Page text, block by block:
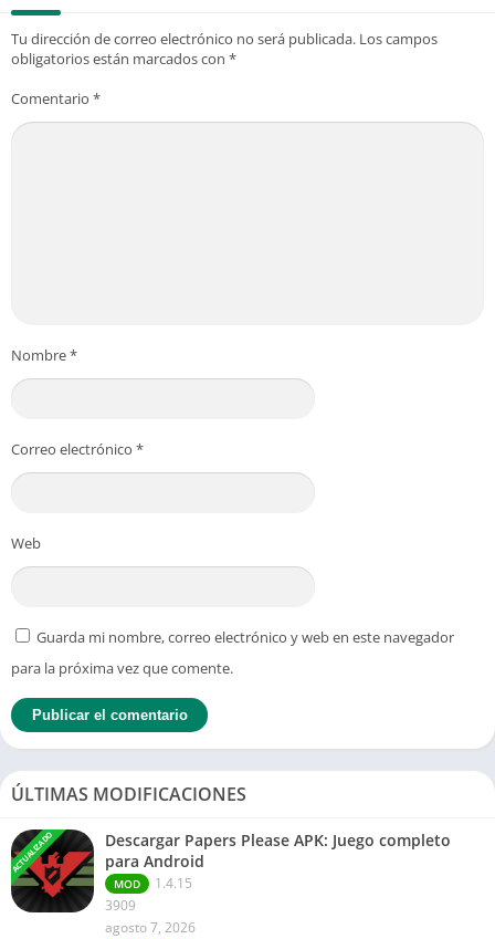
Tu dirección de correo electrónico no será publicada. Los campos
obligatorios están marcados con *
Comentario *
Nombre*
Correo electrónico *
Web
Guarda mi nombre, correo electrónico y web en este navegador
para la próxima vez que comente.
ÚLTIMAS MODIFICACIONES
ACTUALIZADO
Descargar Papers Please APK: Juego completo
para Android
MOD
1.4.15
3909
agosto 7, 2026